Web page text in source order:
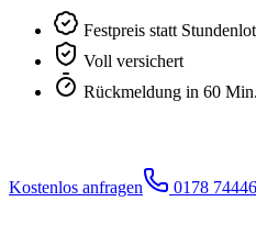
Festpreis statt
Voll versichert
Rückmeldung in 60 Min.
Kostenlos anfragen 0178